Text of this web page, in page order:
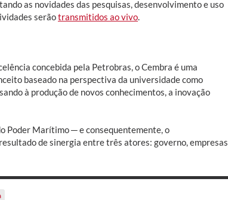
as novidades das pesquisas, desenvolvimento e uso
serãotransmitidos ao vivo
concebida pela Petrobras, o Cembra é uma
baseado na perspectiva da universidade como
à produção de novos conhecimentos, a inovação
Poder Marítimo ─ e consequentemente, o
de sinergia entre três atores: governo, empresas